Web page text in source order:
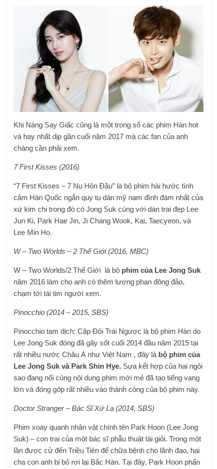
Khi Nàng Say Giấc cũng là một trong số các phim Hàn hot
và hay nhất dịp gần cuối năm 2017 mà các fan của anh
chàng cần phải xem.
7 First Kisses (2016)
“7 First Kisses – 7 Nụ Hôn Đầu” là bộ phim hài hước tình
cảm Hàn Quốc ngắn quy tụ dàn mỹ nam đình đám nhất của
xứ kim chi trong đó có Jong Suk cùng với dàn trai đẹp Lee
Jun Ki, Park Hae Jin, Ji Chang Wook, Kai, Taecyeon, và
Lee Min Ho.
W – Two Worlds – 2 Thế Giới (2016, MBC)
W – Two Worlds/2 Thế Giới là bộ phim của Lee Jong Suk
năm 2016 làm cho anh có thêm lượng phạn đông đảo,
chạm tới tái tim người xem.
Pinocchio (2014 – 2015, SBS)
Pinocchio tạm dịch: Cặp Đôi Trái Ngược là bộ phim Hàn do
Lee Jong Suk đóng đã gây sốt cuối 2014 đầu năm 2015 tại
rất nhiều nước Châu Á như Việt Nam , đây là bộ phim của
Lee Jong Suk và Park Shin Hye. Sựa kết hợp của hai ngôi
sao đang nổi cùng nội dung phim mới mẻ đã tạo tiếng vang
lớn và đóng góp rất nhiều vào thành công của bộ phim này.
Doctor Stranger – Bác Sĩ Xứ Lạ (2014, SBS)
Phim xoay quanh nhân vật chính tên Park Hoon (Lee Jong
Suk) – con trai của một bác sĩ phẫu thuật tài giỏi. Trong một
lần được cử đến Triều Tiên để chữa bệnh cho lãnh đạo, hai
cha con anh bị bỏ rơi lại Bắc Hàn. Tại đây, Park Hoon phấn